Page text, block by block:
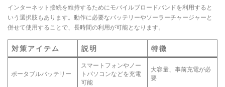
インターネット接続を維持するためにモバイルブロードバンドを利用すると
いう選択肢もあります。動作に必要なバッテリーやソーラーチャージャーと
併せて使用することで、長時間の利用が可能となります。
対策アイテム 説明 特徴
ポータブルバッテリー
スマートフォンやノー
トパソコンなどを充電
可能
大容量、事前充電が必
要